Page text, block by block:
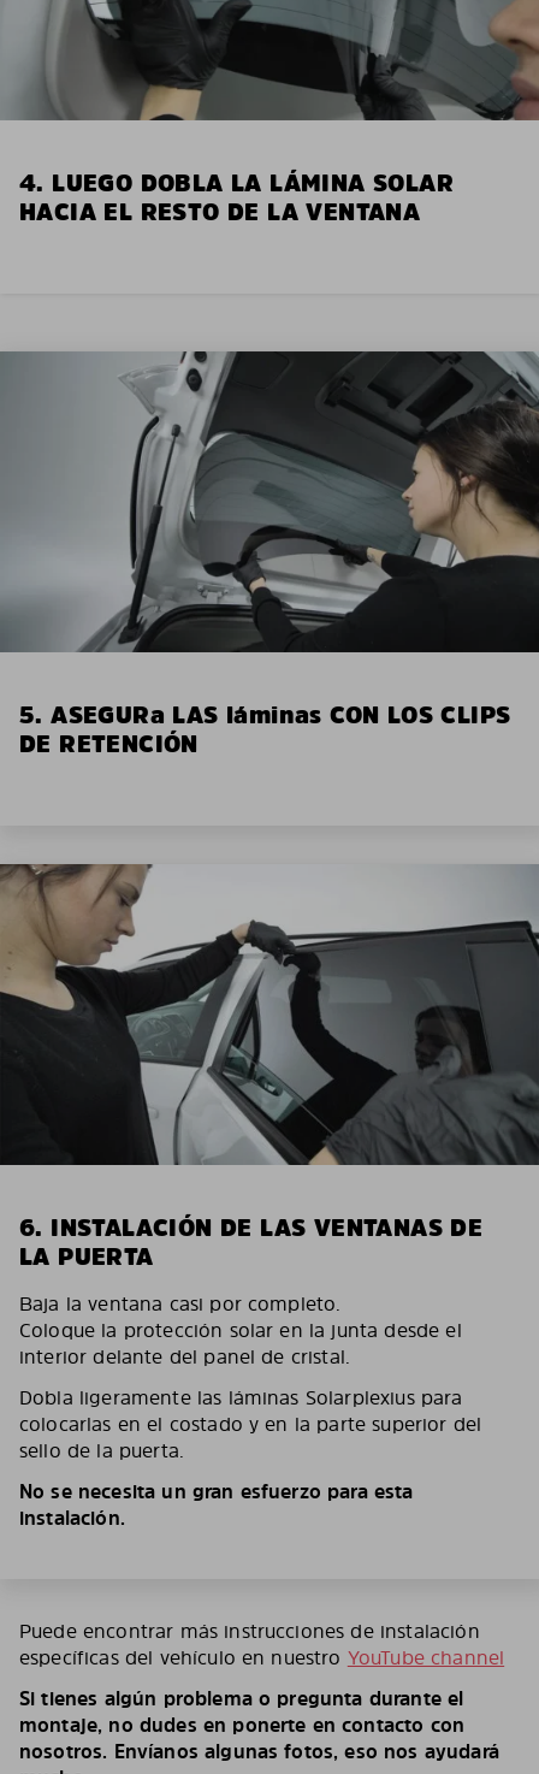
4. LUEGO DOBLA LA LÁMINA SOLAR
HACIA EL RESTO DE LA VENTANA
5. ASEGURa LAS láminas CON LOS CLIPS
DE RETENCIÓN
6. INSTALACIÓN DE LAS VENTANAS DE
LA PUERTA
Baja la ventana casi por completo.
Coloque la protección solar en la junta desde el
interior delante del panel de cristal.
Dobla ligeramente las láminas Solarplexius para
colocarlas en el costado y en la parte superior del
sello de la puerta.
No se necesita un gran esfuerzo para esta
instalación.
Puede encontrar más instrucciones de instalación
específicas del vehículo en nuestro YouTube channel
Si tienes algún problema o pregunta durante el
montaje, no dudes en ponerte en contacto con
nosotros. Envíanos algunas fotos, eso nos ayudará